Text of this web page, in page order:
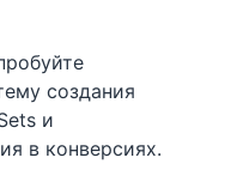
создания
и
в конверсиях.